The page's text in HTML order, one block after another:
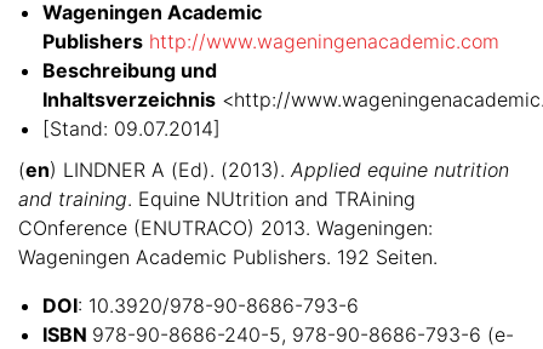
Wageningen Academic
Publishers http://www.wageningenacademic.com
Beschreibung und
Inhaltsverzeichnis <http://
[Stand: 09.07.2014]
(en) LINDNER A (Ed). (2013). Applied equine nutrition
and training. Equine NUtrition and TRAining
COnference (ENUTRACO) 2013. Wageningen:
Wageningen Academic Publishers. 192 Seiten.
DOI: 10.3920/978-90-8686-793-6
ISBN 978-90-8686-240-5, 978-90-8686-793-6 (e-